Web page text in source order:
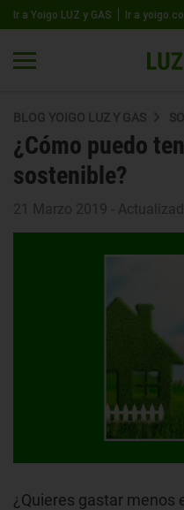
Ir a Yoigo LUZ y GAS Ir a
BLOG YOIGO LUZ Y GAS
¿Cómo puedo
sostenible?
21 Marzo 2019 -
¿Quieres gastar menos